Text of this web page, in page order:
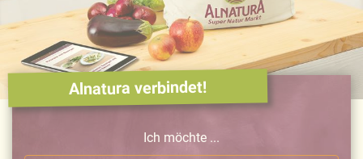
Alnatura verbindet!
Ich möchte ...